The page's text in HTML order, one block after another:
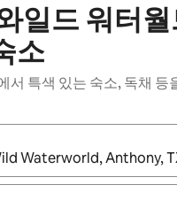
일드 워터
소
서 특색 있는 숙소, 독채 등
위·아래 화살표 키를 사용하